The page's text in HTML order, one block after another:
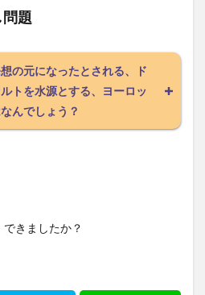
題
の元になったとされる、ド
トを水源とする、ヨーロッ
んでしょう？
、できましたか？